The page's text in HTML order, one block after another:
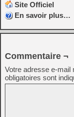
Site Officiel
En savoir plus…
Commentaire ¬
Votre adresse e-mail
obligatoires sont